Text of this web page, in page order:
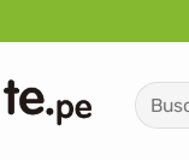
Buscar
por: